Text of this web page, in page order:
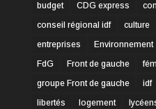
budget
CDG express
conseil régional idf
culture
entreprises
Environnement
FdG
Front de gauche
groupe Front de gauche
idf
libertés
logement